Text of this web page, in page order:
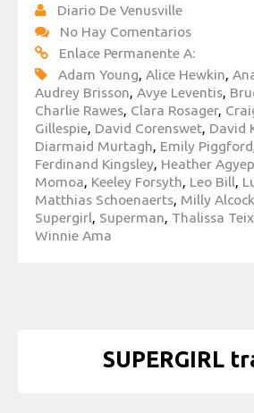
Diario De Venusville
No Hay Comentarios
Enlace Permanente A:
Adam Young, Alice Hewkin,
Audrey Brisson, Avye Leventis,
Charlie Rawes, Clara Rosager,
Gillespie, David Corenswet, David
Diarmaid Murtagh, Emily Piggford
Ferdinand Kingsley, Heather
Momoa, Keeley Forsyth, Leo Bill,
Matthias Schoenaerts, Milly Alcock
Supergirl, Superman, Thalissa
Winnie Ama
SUPERGIRL